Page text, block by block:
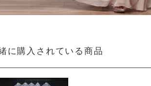
に購入されている商品